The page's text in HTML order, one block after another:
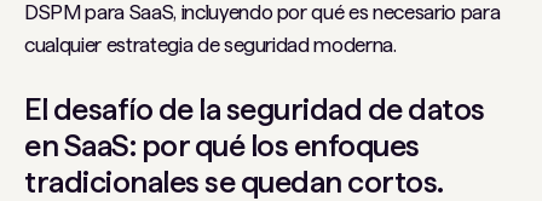
DSPM para SaaS, incluyendo por qué es necesario para
cualquier estrategia de seguridad moderna.
El desafío de la seguridad de datos
en SaaS: por qué los enfoques
tradicionales se quedan cortos.